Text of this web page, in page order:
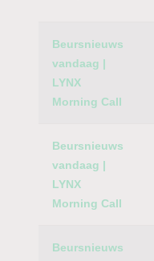
Category
Beursnieuws
vandaag |
LYNX
Morning Call
Beursnieuws
vandaag |
LYNX
Morning Call
Beursnieuws